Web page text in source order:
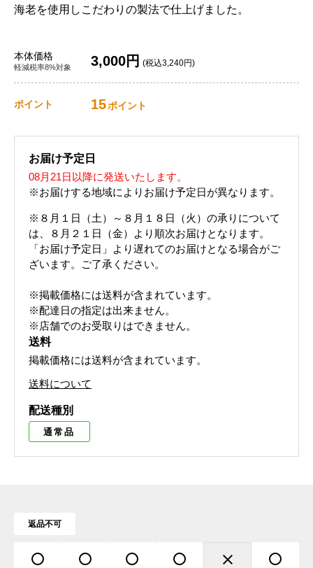
海老を使用しこだわりの製法で仕上げました。
本体価格
軽減税率8%対象 3,000円 (税込3,240円)
ポイント 15ポイント
お届け予定日
08月21日以降に発送いたします。
※お届けする地域によりお届け予定日が異なります。
※８月１日（土）～８月１８日（火）の承りについて
は、８月２１日（金）より順次お届けとなります。
「お届け予定日」より遅れてのお届けとなる場合がご
ざいます。ご了承ください。
※掲載価格には送料が含まれています。
※配達日の指定は出来ません。
※店舗でのお受取りはできません。
送料
掲載価格には送料が含まれています。
送料について
配送種別
通常品
返品不可